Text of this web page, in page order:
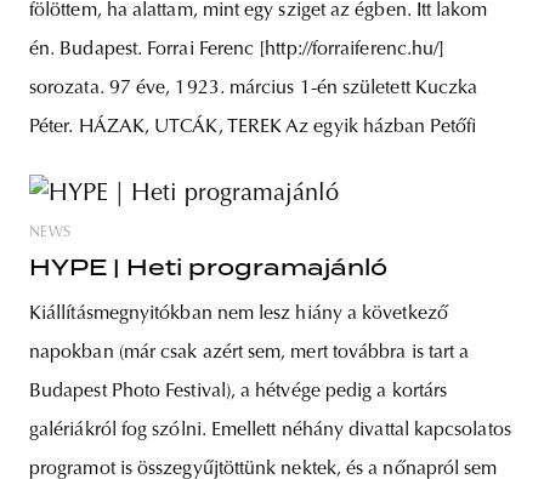
fölöttem, ha alattam, mint egy sziget az égben. Itt lakom
én. Budapest. Forrai Ferenc [http://forraiferenc.hu/]
sorozata. 97 éve, 1923. március 1-én született Kuczka
Péter. HÁZAK, UTCÁK, TEREK Az egyik házban Petőfi
NEWS
HYPE | Heti programajánló
Kiállításmegnyitókban nem lesz hiány a következő
napokban (már csak azért sem, mert továbbra is tart a
Budapest Photo Festival), a hétvége pedig a kortárs
galériákról fog szólni. Emellett néhány divattal kapcsolatos
programot is összegyűjtöttünk nektek, és a nőnapról sem